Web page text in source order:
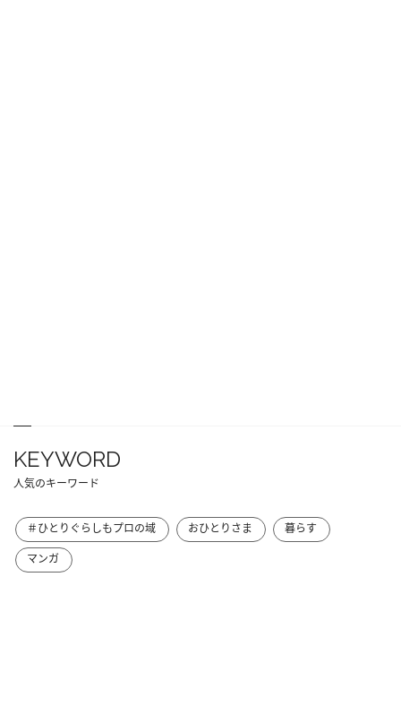
KEYWORD
人気のキーワード
＃ひとりぐらしもプロの域 おひとりさま
暮らす
マンガ